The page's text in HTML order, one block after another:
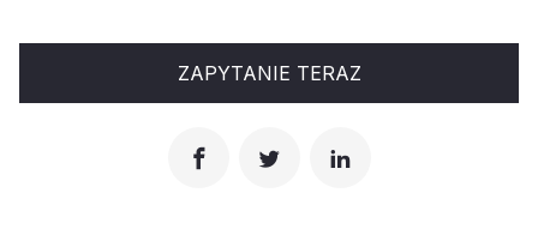
ZAPYTANIE TERAZ